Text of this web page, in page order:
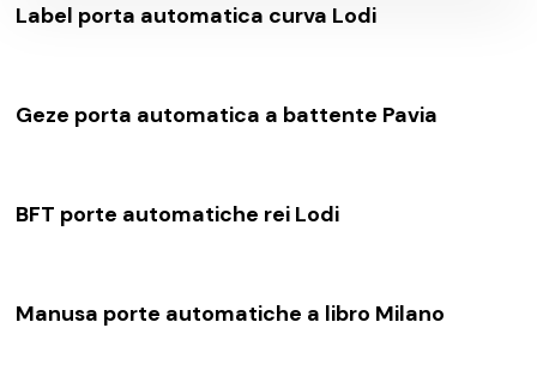
Label porta automatica curva Lodi
Geze porta automatica a battente Pavia
BFT porte automatiche rei Lodi
Manusa porte automatiche a libro Milano